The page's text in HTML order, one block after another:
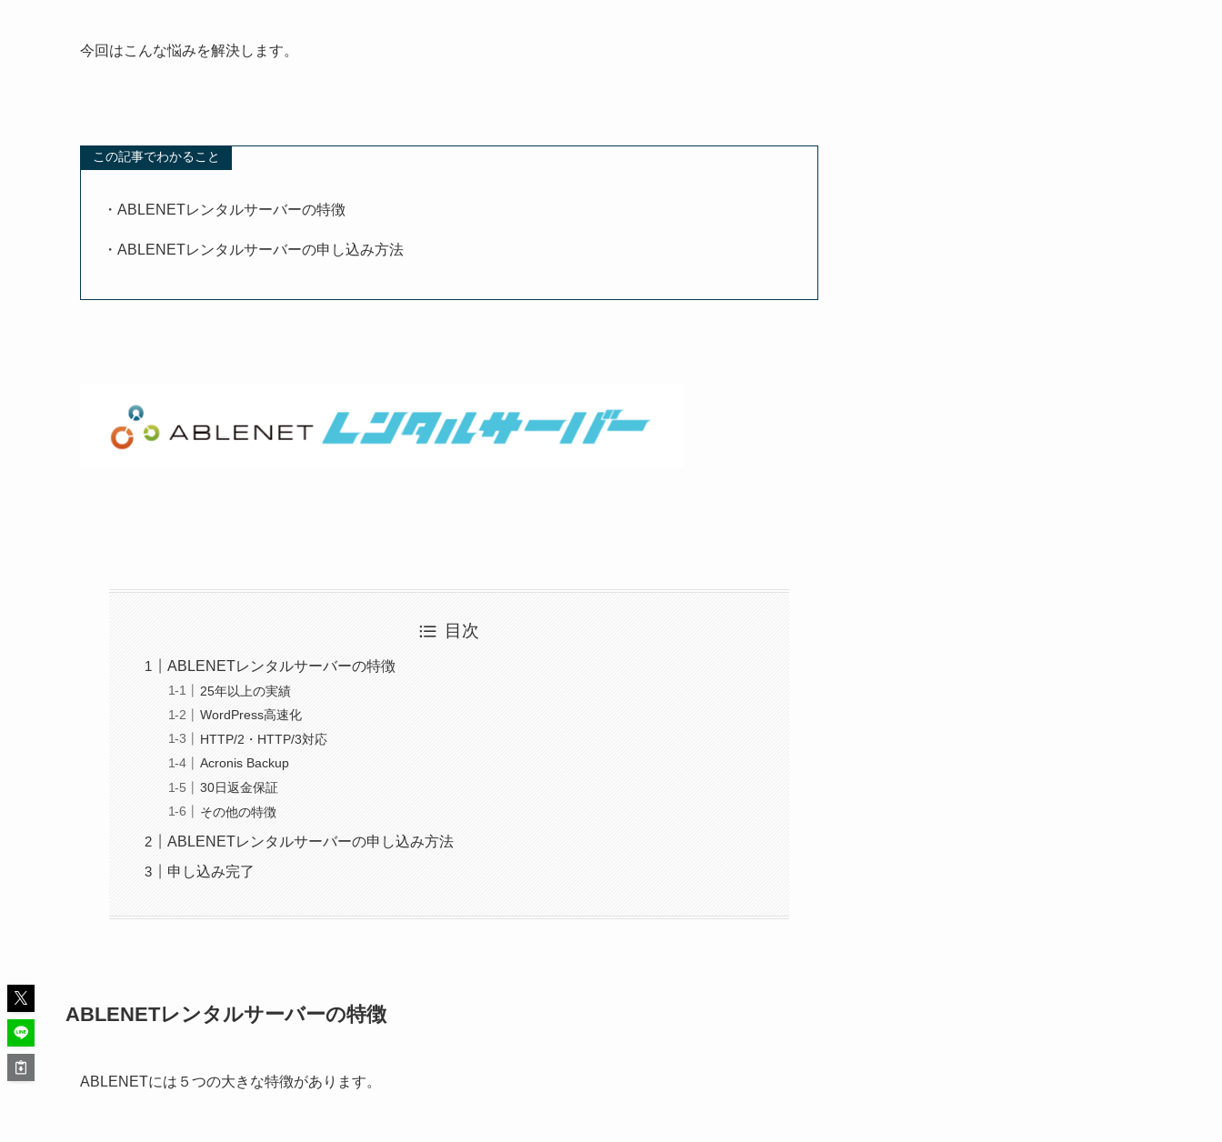
今回はこんな悩みを解決します。
この記事でわかること
・ABLENETレンタルサーバーの特徴
・ABLENETレンタルサーバーの申し込み方法
目次
ABLENETレンタルサーバーの特徴
25年以上の実績
WordPress高速化
HTTP/2・HTTP/3対応
Acronis Backup
30日返金保証
その他の特徴
ABLENETレンタルサーバーの申し込み方法
申し込み完了
ABLENETレンタルサーバーの特徴
ABLENETには５つの大きな特徴があります。